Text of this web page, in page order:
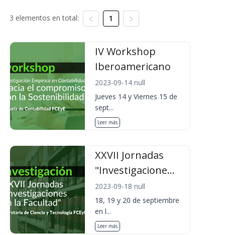
3 elementos en total: 1
IV Workshop
Iberoamericano
2023-09-14 null
Jueves 14 y Viernes 15 de
sept...
Leer más
XXVII Jornadas
"Investigacione...
2023-09-18 null
18, 19 y 20 de septiembre
en l...
Leer más